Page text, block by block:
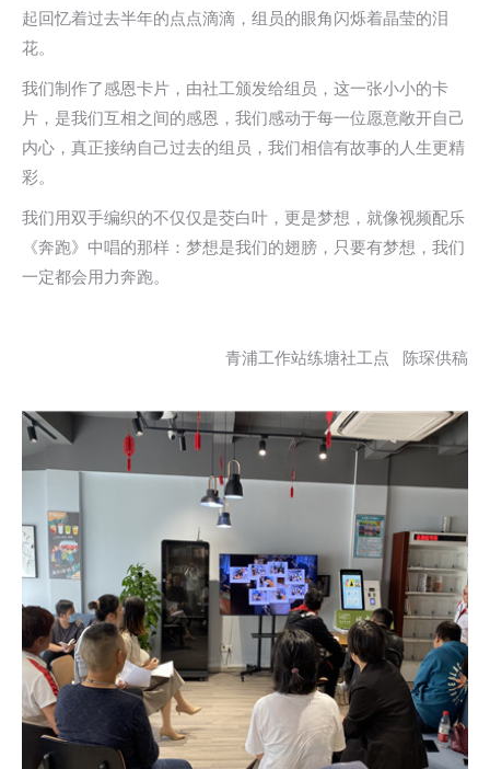
起回忆着过去半年的点点滴滴，组员的眼角闪烁着晶莹的泪
花。
我们制作了感恩卡片，由社工颁发给组员，这一张小小的卡
片，是我们互相之间的感恩，我们感动于每一位愿意敞开自己
内心，真正接纳自己过去的组员，我们相信有故事的人生更精
彩。
我们用双手编织的不仅仅是茭白叶，更是梦想，就像视频配乐
《奔跑》中唱的那样：梦想是我们的翅膀，只要有梦想，我们
一定都会用力奔跑。
青浦工作站练塘社工点 陈琛供稿